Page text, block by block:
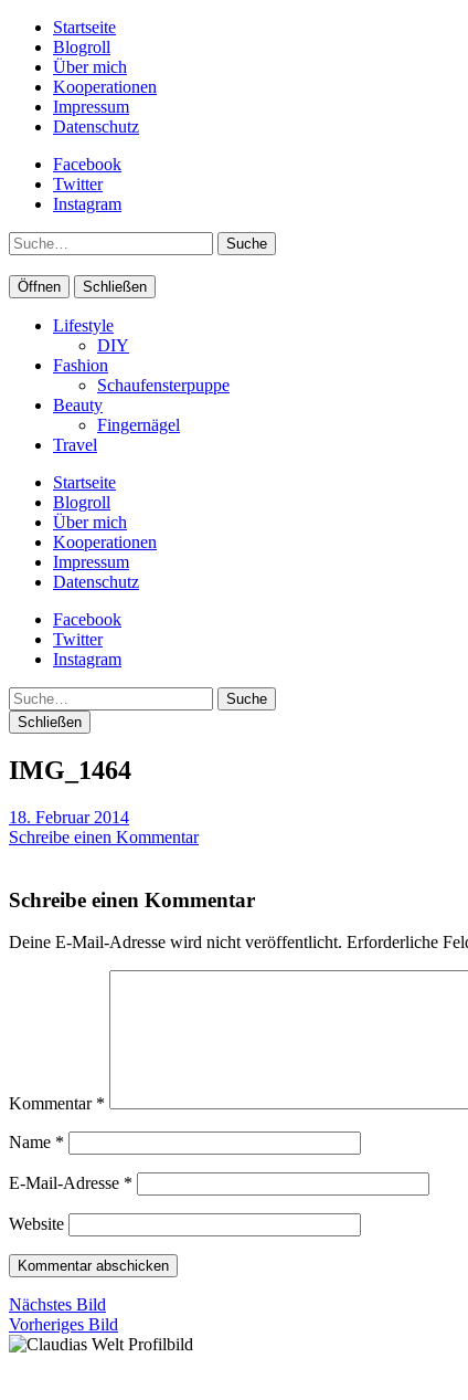
Startseite
Blogroll
Über mich
Kooperationen
Impressum
Datenschutz
Facebook
Twitter
Instagram
Suche
Öffnen Schließen
Lifestyle
DIY
Fashion
Schaufensterpuppe
Beauty
Fingernägel
Travel
Startseite
Blogroll
Über mich
Kooperationen
Impressum
Datenschutz
Facebook
Twitter
Instagram
Suche
Schließen
IMG_1464
18. Februar 2014
Schreibe einen Kommentar
Schreibe einen Kommentar
Deine E-Mail-Adresse wird nicht veröffentlicht. Erforderliche
Kommentar *
Name *
E-Mail-Adresse *
Website
Nächstes Bild
Vorheriges Bild